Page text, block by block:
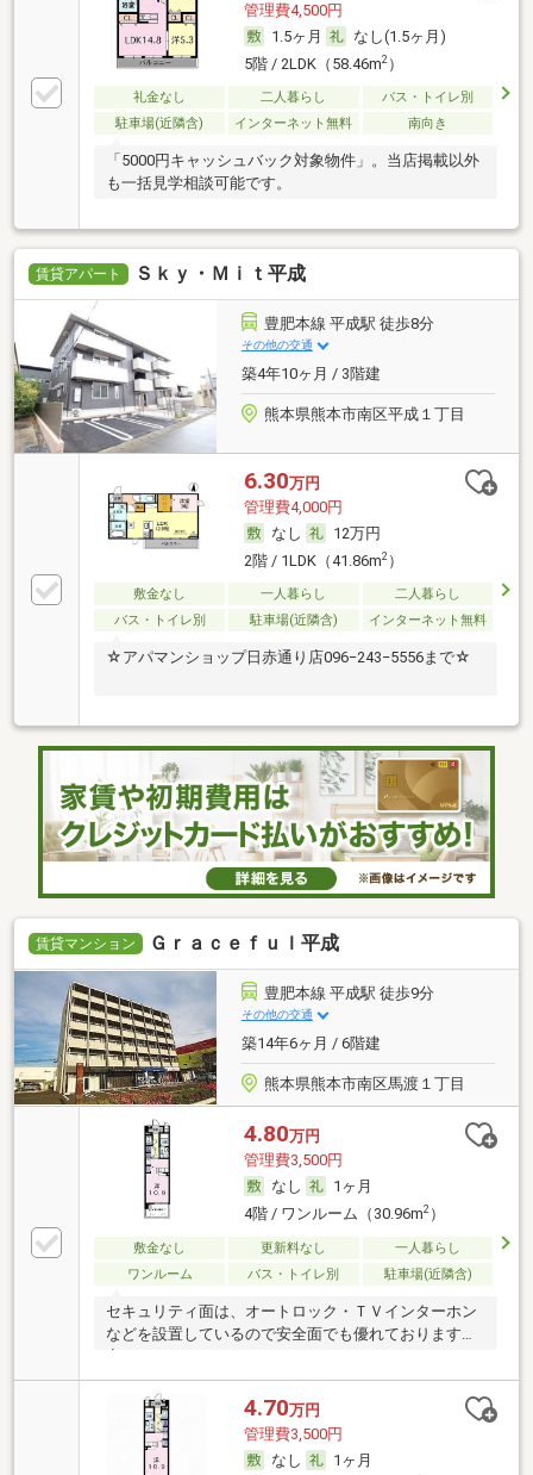
管理費4,500円
1.5ヶ月
なし(1.5ヶ月)
5階 / 2LDK（58.46m2）
礼金なし 二人暮らし
バス・トイレ別
駐車場(近隣含)
インターネット無料 南向き
「5000円キャッシュバック対象物件」。当店掲載以外
も一括見学相談可能です。
賃貸アパート Ｓｋｙ・Ｍｉｔ平成
豊肥本線 平成駅 徒歩8分
その他の交通
築4年10ヶ月 / 3階建
熊本県熊本市南区平成１丁目
6.30万円
管理費4,000円
なし
12万円
2階 / 1LDK（41.86m2）
敷金なし 一人暮らし
二人暮らし
バス・トイレ別
駐車場(近隣含) インターネット無料
☆アパマンショップ日赤通り店096−243−5556まで☆
賃貸マンション Ｇｒａｃｅｆｕｌ平成
豊肥本線 平成駅 徒歩9分
その他の交通
築14年6ヶ月 / 6階建
熊本県熊本市南区馬渡１丁目
4.80万円
管理費3,500円
なし
1ヶ月
4階 / ワンルーム（30.96m2）
敷金なし 更新料なし
一人暮らし
ワンルーム
バス・トイレ別 駐車場(近隣含)
セキュリティ面は、オートロック・ＴＶインターホン
などを設置しているので安全面でも優れております。
室
4.70万円
管理費3,500円
なし
1ヶ月